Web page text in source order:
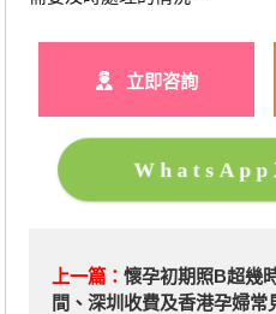
立即咨詢
WhatsApp
上一篇： 懷孕初期照B超幾
間、深圳收費及香港孕婦常